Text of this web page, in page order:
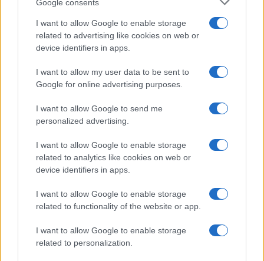
Google consents
I want to allow Google to enable storage
related to advertising like cookies on web or
device identifiers in apps.
I want to allow my user data to be sent to
Google for online advertising purposes.
I want to allow Google to send me
personalized advertising.
I want to allow Google to enable storage
related to analytics like cookies on web or
device identifiers in apps.
I want to allow Google to enable storage
related to functionality of the website or app.
I want to allow Google to enable storage
related to personalization.
Stoiximan Πανελλήνιο ανοικτού στίβου
Ο Βρούτσης προανήγγειλε επέκταση των
αυστηρών μέτρων για την αθλητική βία
και στο μπάσκετ